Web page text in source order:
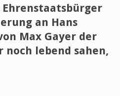
Ehrenstaatsbürger
an Hans
Max Gayer der
noch lebend sahen,